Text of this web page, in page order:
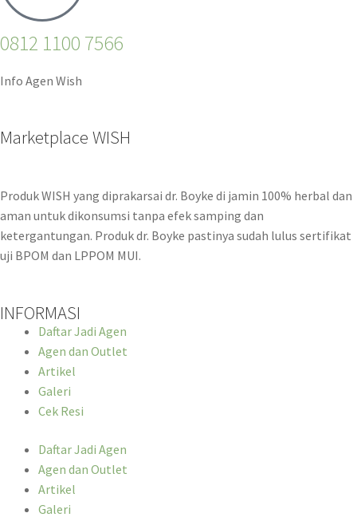
0812 1100 7566
Info Agen Wish
Marketplace WISH
Produk WISH yang diprakarsai dr. Boyke di jamin 100% herbal dan
aman untuk dikonsumsi tanpa efek samping dan
ketergantungan. Produk dr. Boyke pastinya sudah lulus sertifikat
uji BPOM dan LPPOM MUI.
INFORMASI
Daftar Jadi Agen
Agen dan Outlet
Artikel
Galeri
Cek Resi
Daftar Jadi Agen
Agen dan Outlet
Artikel
Galeri